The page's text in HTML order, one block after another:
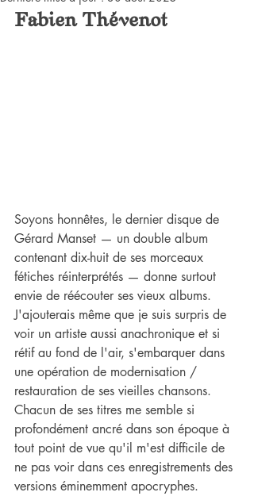
Fabien Thévenot
Soyons honnêtes, le dernier disque de
Gérard Manset — un double album
contenant dix-huit de ses morceaux
fétiches réinterprétés — donne surtout
envie de réécouter ses vieux albums.
J'ajouterais même que je suis surpris de
voir un artiste aussi anachronique et si
rétif au fond de l'air, s'embarquer dans
une opération de modernisation /
restauration de ses vieilles chansons.
Chacun de ses titres me semble si
profondément ancré dans son époque à
tout point de vue qu'il m'est difficile de
ne pas voir dans ces enregistrements des
versions éminemment apocryphes.